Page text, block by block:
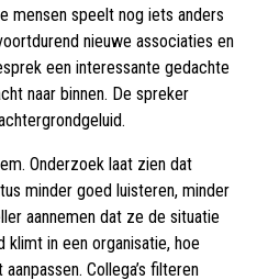
mensen speelt nog iets anders
nieuwe associaties en
een interessante gedachte
naar binnen. De spreker
Onderzoek laat zien dat
minder goed luisteren, minder
aannemen dat ze de situatie
klimt in een organisatie, hoe
Collega’s filteren